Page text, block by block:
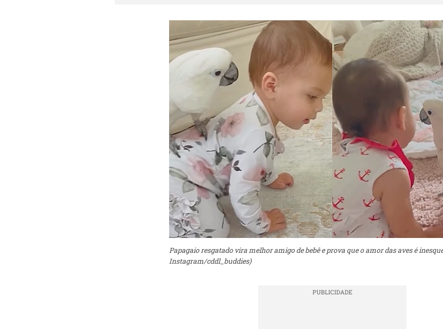
Papagaio resgatado vira melhor amigo de bebê e prova que o amor das aves é
Instagram/cddl_buddies)